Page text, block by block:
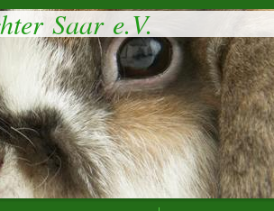
Saar e.V.